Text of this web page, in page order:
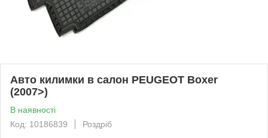
Авто килимки в салон PEUGEOT Boxer
(2007>)
В наявності
Код: 10186839
Роздріб